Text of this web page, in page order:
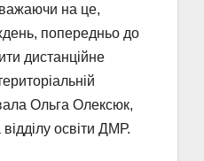
на це,
попередньо до
дистанційне
Ольга Олексюк,
освіти ДМР.